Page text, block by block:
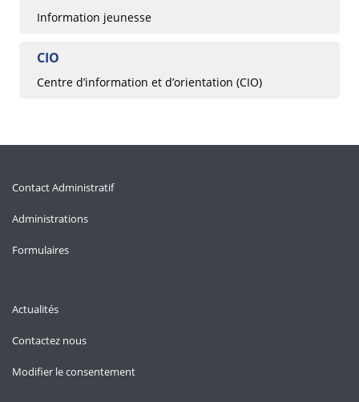
Information jeunesse
CIO
Centre d’information et d’orientation (CIO)
Contact Administratif
Administrations
Formulaires
Actualités
Contactez nous
Modifier le consentement